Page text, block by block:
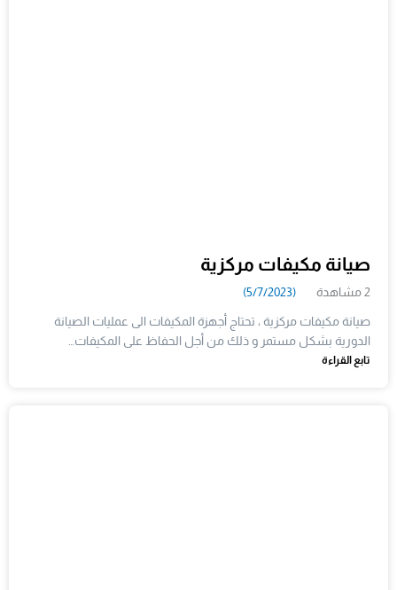
صيانة مكيفات مركزية
2 مشاهدة (5/7/2023)
صيانة مكيفات مركزية ، تحتاج أجهزة المكيفات الى عمليات الصيانة
الدورية بشكل مستمر و ذلك من أجل الحفاظ على المكيفات…
تابع القراءة